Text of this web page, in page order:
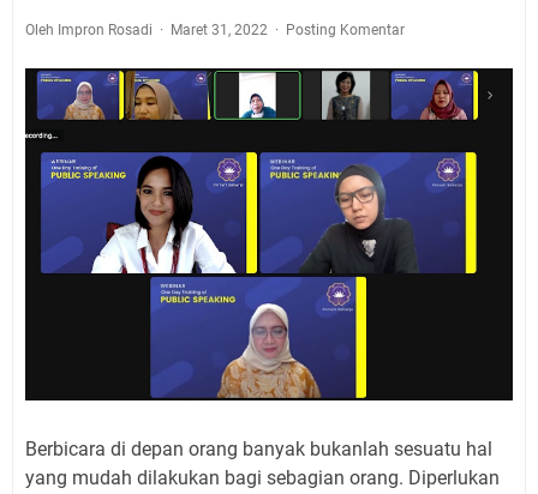
Oleh Impron Rosadi Maret 31, 2022 Posting Komentar
Berbicara di depan orang banyak bukanlah sesuatu hal
yang mudah dilakukan bagi sebagian orang. Diperlukan